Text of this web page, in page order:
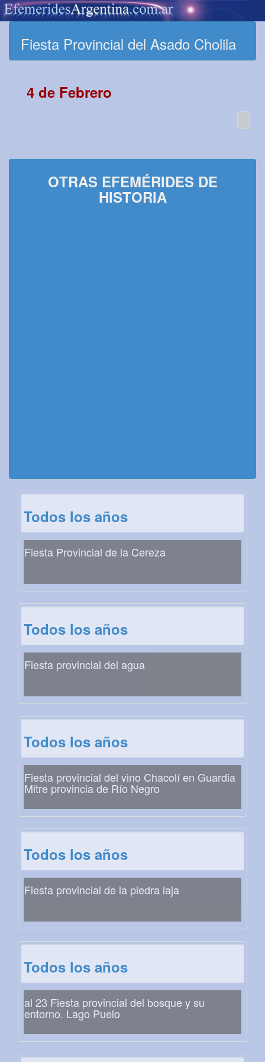
Fiesta Provincial del Asado Cholila
4 de Febrero
OTRAS EFEMÉRIDES DE
HISTORIA
Todos los años
Fiesta Provincial de la Cereza
Todos los años
Fiesta provincial del agua
Todos los años
Fiesta provincial del vino Chacolí en Guardia
Mitre provincia de Río Negro
Todos los años
Fiesta provincial de la piedra laja
Todos los años
al 23 Fiesta provincial del bosque y su
entorno. Lago Puelo